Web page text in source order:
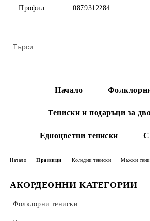
Профил 0879312284
Начало
Тениски и подаръци за
Едноцветни тениски
АКОРДЕОННИ КАТЕГОРИИ
Фолклорни тениски
Начало Празници Коледни тениски Мъжки